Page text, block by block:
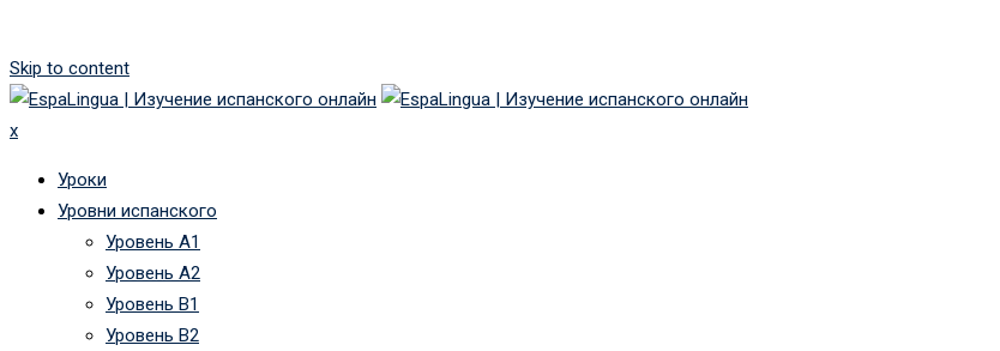
Skip to content
x
Уроки
Уровни испанского
Уровень А1
Уровень А2
Уровень B1
Уровень B2